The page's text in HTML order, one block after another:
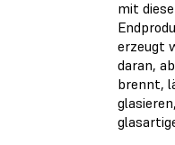
mit
erzeugt
daran,
brennt,